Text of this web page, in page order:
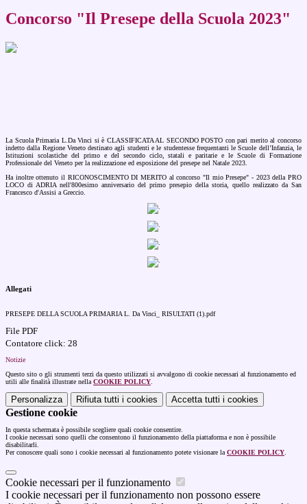
Concorso "Il Presepe della Scuola 2023"
La Scuola Primaria L.Da Vinci si è CLASSIFICATA AL SECONDO POSTO con pari merito al concorso
indetto dalla Regione Veneto destinato agli studenti e le studentesse frequentanti le Scuole dell’Infanzia, le
Istituzioni scolastiche del primo e del secondo ciclo, statali e paritarie e le Scuole di Formazione
Professionale del Veneto per la realizzazione ed esposizione del presepe nel Natale 2023.
Ha inoltre ottenuto il RICONOSCIMENTO DI MERITO al concorso "Il mio Presepe" - 2023 della PRO
LOCO di ADRIA nell'800esimo anniversario del primo presepio della storia, quello realizzato da San
Francesco d'Assisi a Greccio.
Allegati
PRESEPE DELLA SCUOLA PRIMARIA L. Da Vinci_ RISULTATI (1).pdf
File PDF
Contatore click: 28
Notizie
Questo sito o gli strumenti terzi da questo utilizzati si avvalgono di cookie necessari al funzionamento ed
utili alle finalità illustrate nella COOKIE POLICY
Personalizza Rifiuta tutti i cookies Accetta tutti i cookies
Gestione cookie
In questa schermata è possibile scegliere quali cookie consentire.
I cookie necessari sono quelli che consentono il funzionamento della piattaforma e non è possibile
disabilitarli.
Per conoscere quali sono i cookie necessari al funzionamento potete visionare la COOKIE POLICY
Cookie necessari per il funzionamento
I cookie necessari per il funzionamento non possono essere